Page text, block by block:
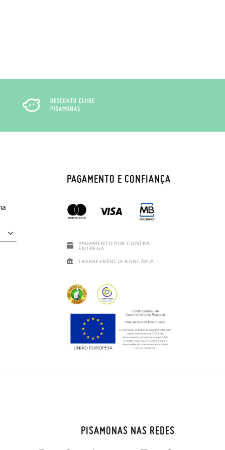
DESCONTO CLUBE
PISAMONAS
PAGAMENTO E CONFIANÇA
PAGAMENTO POR CONTRA
ENTREGA
TRANSFERÊNCIA BANCÁRIA
PISAMONAS NAS REDES